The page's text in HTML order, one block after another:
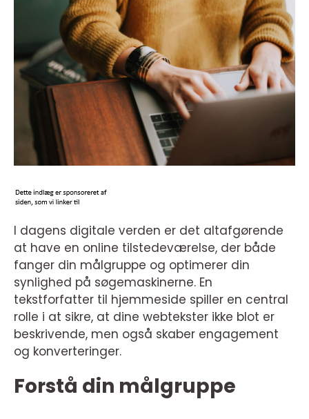
I dagens digitale verden er det altafgørende
at have en online tilstedeværelse, der både
fanger din målgruppe og optimerer din
synlighed på søgemaskinerne. En
tekstforfatter til hjemmeside spiller en central
rolle i at sikre, at dine webtekster ikke blot er
beskrivende, men også skaber engagement
og konverteringer.
Forstå din målgruppe